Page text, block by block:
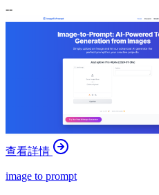
--
查看詳情
image to prompt